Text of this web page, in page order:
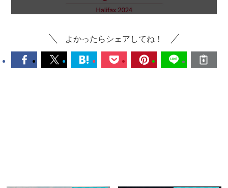
よかったらシェアしてね！